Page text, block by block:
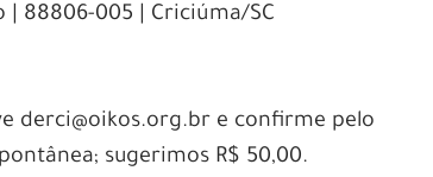
| 88806-005 | Criciúma/SC
derci@oikos.org.br e confirme pelo
sugerimos R$ 50,00.